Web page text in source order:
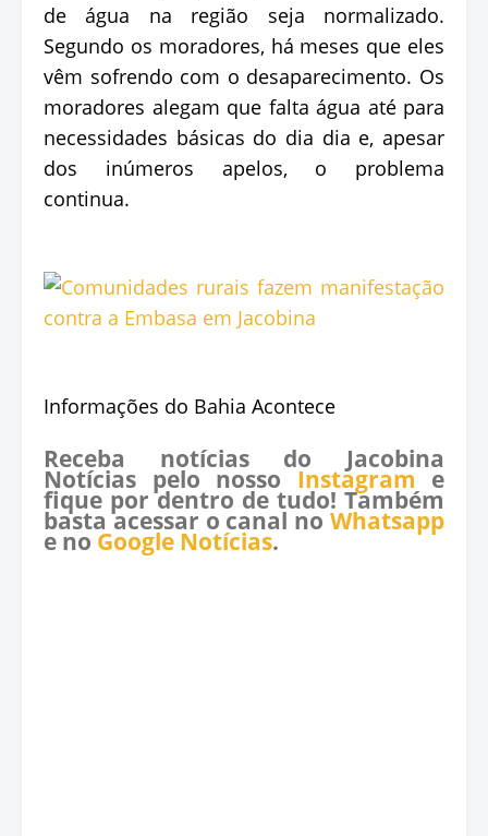
de água na região seja normalizado.
Segundo os moradores, há meses que eles
vêm sofrendo com o desaparecimento. Os
moradores alegam que falta água até para
necessidades básicas do dia dia e, apesar
dos inúmeros apelos, o problema
continua.
Informações do Bahia Acontece
Receba notícias do Jacobina
Notícias pelo nosso Instagram e
fique por dentro de tudo! Também
basta acessar o canal no Whatsapp
e no Google Notícias.